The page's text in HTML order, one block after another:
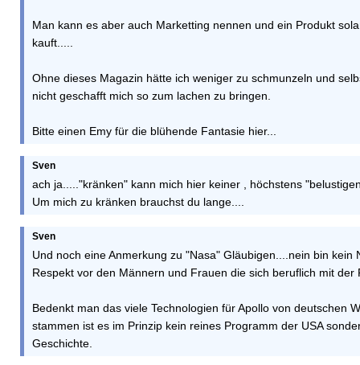
Man kann es aber auch Marketting nennen und ein Produkt
kauft.....
Ohne dieses Magazin hätte ich weniger zu schmunzeln und
nicht geschafft mich so zum lachen zu bringen.
Bitte einen Emy für die blühende Fantasie hier...
Sven
ach ja....."kränken" kann mich hier keiner , höchstens
Um mich zu kränken brauchst du lange....
Sven
Und noch eine Anmerkung zu "Nasa" Gläubigen....nein bin kein
Respekt vor den Männern und Frauen die sich beruflich mit der
Bedenkt man das viele Technologien für Apollo von deutschen
stammen ist es im Prinzip kein reines Programm der USA
Geschichte.